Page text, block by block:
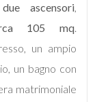
due ascensori,
105 mq.
un ampio
un bagno con
matrimoniale